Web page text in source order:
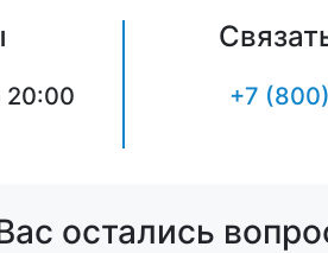
20:00 +7
остались